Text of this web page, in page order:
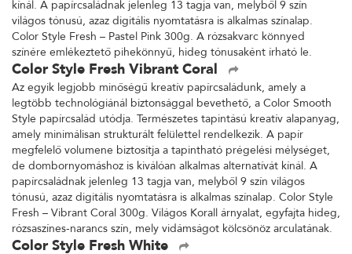
kínál. A papírcsaládnak jelenleg 13 tagja van, melyből 9 szín
világos tónusú, azaz digitális nyomtatásra is alkalmas színalap.
Color Style Fresh – Pastel Pink 300g. A rózsakvarc könnyed
színére emlékeztető pihekönnyű, hideg tónusaként írható le.
Color Style Fresh Vibrant Coral
Az egyik legjobb minőségű kreatív papírcsaládunk, amely a
legtöbb technológiánál biztonsággal bevethető, a Color Smooth
Style papírcsalád utódja. Természetes tapintású kreatív alapanyag,
amely minimálisan strukturált felülettel rendelkezik. A papír
megfelelő volumene biztosítja a tapintható prégelési mélységet,
de dombornyomáshoz is kiválóan alkalmas alternatívát kínál. A
papírcsaládnak jelenleg 13 tagja van, melyből 9 szín világos
tónusú, azaz digitális nyomtatásra is alkalmas színalap. Color Style
Fresh – Vibrant Coral 300g. Világos Korall árnyalat, egyfajta hideg,
rózsaszínes-narancs szín, mely vidámságot kölcsönöz arculatának.
Color Style Fresh White